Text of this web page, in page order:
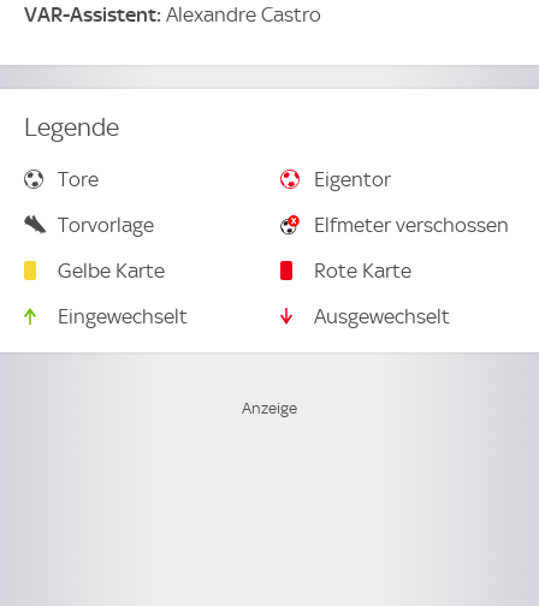
VAR-Assistent: Alexandre Castro
Legende
Tore
Eigentor
Torvorlage
Elfmeter verschossen
Gelbe Karte
Rote Karte
Eingewechselt
Ausgewechselt